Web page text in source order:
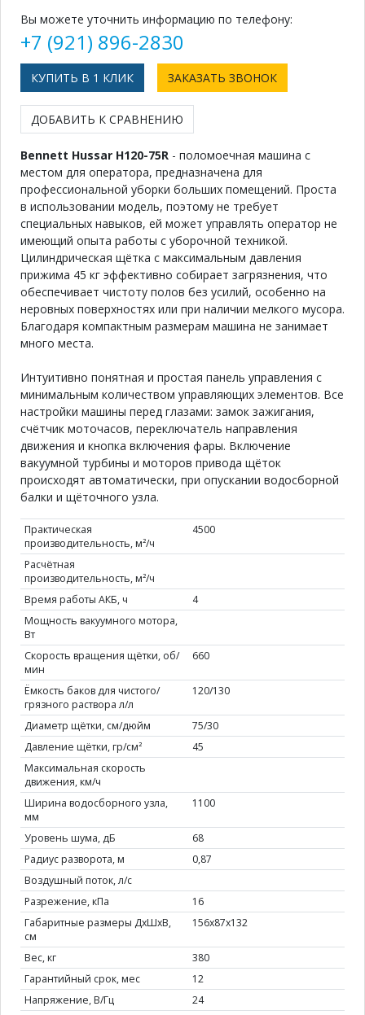
Вы можете уточнить информацию по телефону:
+7 (921) 896-2830
КУПИТЬ В 1 КЛИК ЗАКАЗАТЬ ЗВОНОК
ДОБАВИТЬ К СРАВНЕНИЮ
Bennett Hussar H120-75R - поломоечная машина с
местом для оператора, предназначена для
профессиональной уборки больших помещений. Проста
в использовании модель, поэтому не требует
специальных навыков, ей может управлять оператор не
имеющий опыта работы с уборочной техникой.
Цилиндрическая щётка с максимальным давления
прижима 45 кг эффективно собирает загрязнения, что
обеспечивает чистоту полов без усилий, особенно на
неровных поверхностях или при наличии мелкого мусора.
Благодаря компактным размерам машина не занимает
много места.
Интуитивно понятная и простая панель управления с
минимальным количеством управляющих элементов. Все
настройки машины перед глазами: замок зажигания,
счётчик моточасов, переключатель направления
движения и кнопка включения фары. Включение
вакуумной турбины и моторов привода щёток
происходят автоматически, при опускании водосборной
балки и щёточного узла.
Практическая
производительность, м²/ч
4500
Расчётная
производительность, м²/ч
Время работы АКБ, ч
4
Мощность вакуумного мотора,
Вт
Скорость вращения щётки, об/
мин
660
Ёмкость баков для чистого/
грязного раствора л/л
120/130
Диаметр щётки, см/дюйм
75/30
Давление щётки, гр/см²
45
Максимальная скорость
движения, км/ч
Ширина водосборного узла,
мм
1100
Уровень шума, дБ
68
Радиус разворота, м
0,87
Воздушный поток, л/с
Разрежение, кПа
16
Габаритные размеры ДхШхВ,
см
156х87х132
Вес, кг
380
Гарантийный срок, мес
12
Напряжение, В/Гц
24